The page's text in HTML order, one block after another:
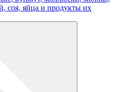
соя, яйца и продукты их